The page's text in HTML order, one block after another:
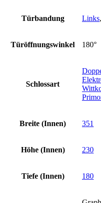
Türbandung Links,
Türöffnungswinkel 180°
Schlossart
Breite (Innen) 351
Höhe (Innen) 230
Tiefe (Innen) 180